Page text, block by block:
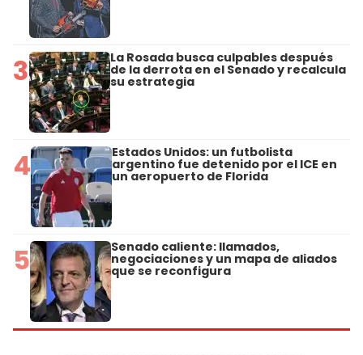
3 La Rosada busca culpables después
de la derrota en el Senado y recalcula
su estrategia
4 Estados Unidos: un futbolista
argentino fue detenido por el ICE en
un aeropuerto de Florida
5 Senado caliente: llamados,
negociaciones y un mapa de aliados
que se reconfigura